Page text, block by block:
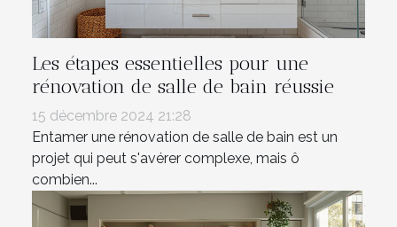
Les étapes essentielles pour une
rénovation de salle de bain réussie
15 décembre 2024 21:28
Entamer une rénovation de salle de bain est un
projet qui peut s'avérer complexe, mais ô
combien...